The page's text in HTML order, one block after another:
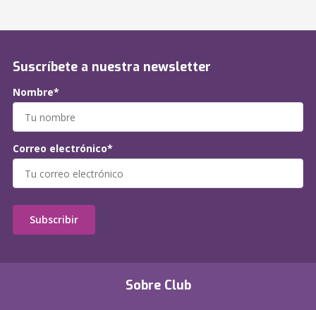
Sobre Club
Suscríbete a nuestra newsletter
Nombre*
Correo electrónico*
Subscribir